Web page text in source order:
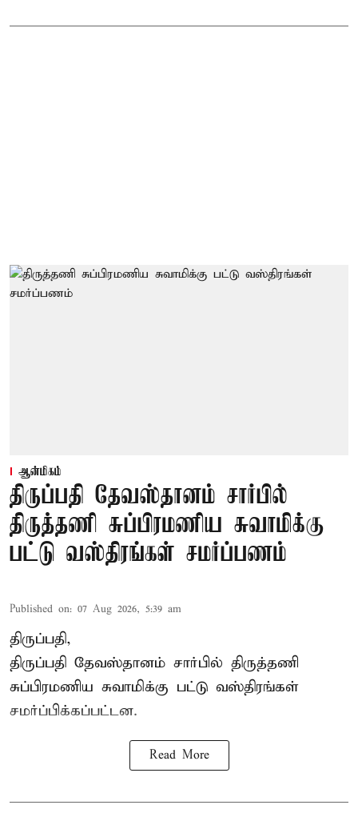
ஆன்மிகம்
திருப்பதி தேவஸ்தானம் சார்பில்
திருத்தணி சுப்பிரமணிய சுவாமிக்கு
பட்டு வஸ்திரங்கள் சமர்ப்பணம்
Published on: 07 Aug 2026, 5:39 am
திருப்பதி,
திருப்பதி தேவஸ்தானம் சார்பில் திருத்தணி
சுப்பிரமணிய சுவாமிக்கு பட்டு வஸ்திரங்கள்
சமர்ப்பிக்கப்பட்டன.
Read More